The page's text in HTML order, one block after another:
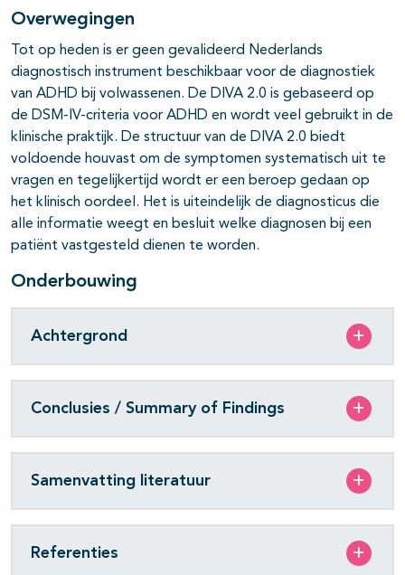
Overwegingen
Tot op heden is er geen gevalideerd Nederlands
diagnostisch instrument beschikbaar voor de diagnostiek
van ADHD bij volwassenen. De DIVA 2.0 is gebaseerd op
de DSM-IV-criteria voor ADHD en wordt veel gebruikt in de
klinische praktijk. De structuur van de DIVA 2.0 biedt
voldoende houvast om de symptomen systematisch uit te
vragen en tegelijkertijd wordt er een beroep gedaan op
het klinisch oordeel. Het is uiteindelijk de diagnosticus die
alle informatie weegt en besluit welke diagnosen bij een
patiënt vastgesteld dienen te worden.
Onderbouwing
Achtergrond
Conclusies / Summary of Findings
Samenvatting literatuur
Referenties